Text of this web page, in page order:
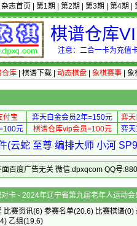
杂志首页 第1期 第2期 第3期 第4期
棋谱仓库
注意：二合一卡为充值
仓库| 棋谱下载| 动态棋盘| 象棋赛事| 象
付宝 弈天白金会员2年=150元
弈
元
棋谱仓库vip会员=100元 弈
(云蛇 至尊 编排大师 小河
百度广告无关 微信:dpxqcom QQ号
]的配对卡 - 2024年辽宁省
比赛资讯(6) 参赛名单(20.6) 比赛棋谱(0)
乙组(19.6)